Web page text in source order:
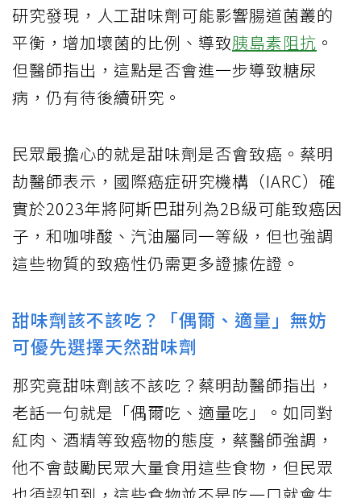
研究發現，人工甜味劑可能影響腸道菌叢的
平衡，增加壞菌的比例、導致胰島素阻抗 。
但醫師指出，這點是否會進一步導致糖尿
病，仍有待後續研究。
民眾最擔心的就是甜味劑是否會致癌。蔡明
劼醫師表示，國際癌症研究機構（IARC）確
實於2023年將阿斯巴甜列為2B級可能致癌因
子，和咖啡酸、汽油屬同一等級，但也強調
這些物質的致癌性仍需更多證據佐證。
甜味劑該不該吃？「偶爾、適量」無妨
可優先選擇天然甜味劑
那究竟甜味劑該不該吃？蔡明劼醫師指出，
老話一句就是「偶爾吃、適量吃」。如同對
紅肉、酒精等致癌物的態度，蔡醫師強調，
他不會鼓勵民眾大量食用這些食物，但民眾